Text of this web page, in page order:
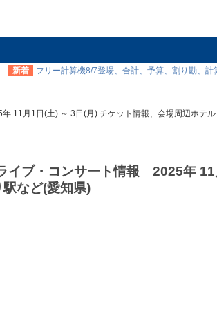
新着 フリー計算機8/7登場、合計、予算、割り勘、計
月1日(土) ～ 3日(月) チケット情報、会場周辺ホテル
ブ・コンサート情報 2025年 11
など(愛知県)